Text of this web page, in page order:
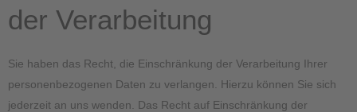
der Verarbeitung
Sie haben das Recht, die Einschränkung der Verarbeitung Ihrer
personenbezogenen Daten zu verlangen. Hierzu können Sie sich
jederzeit an uns wenden. Das Recht auf Einschränkung der